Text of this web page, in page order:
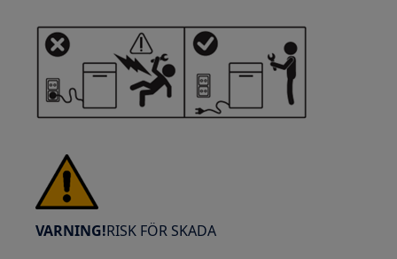
VARNING!RISK FÖR SKADA